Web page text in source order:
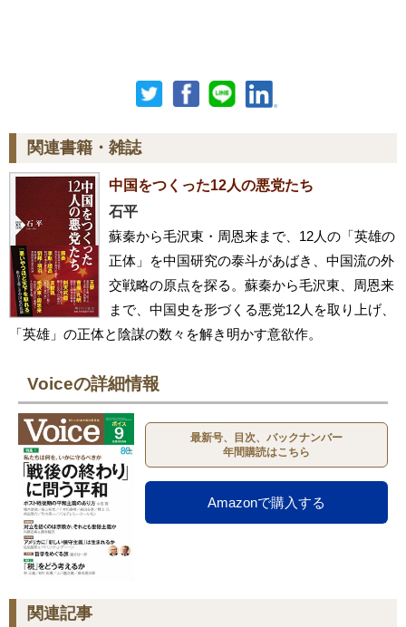
関連書籍・雑誌
中国をつくった12人の悪党たち
石平
蘇秦から毛沢東・周恩来まで、12人の「英雄の
正体」を中国研究の泰斗があばき、中国流の外
交戦略の原点を探る。蘇秦から毛沢東、周恩来
まで、中国史を形づくる悪党12人を取り上げ、
「英雄」の正体と陰謀の数々を解き明かす意欲作。
Voiceの詳細情報
最新号、目次、バックナンバー
年間購読はこちら
Amazonで購入する
関連記事